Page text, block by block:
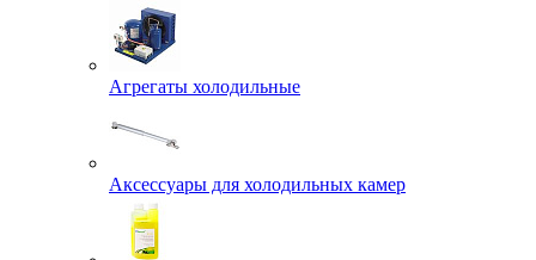
Агрегаты холодильные
Аксессуары для холодильных камер